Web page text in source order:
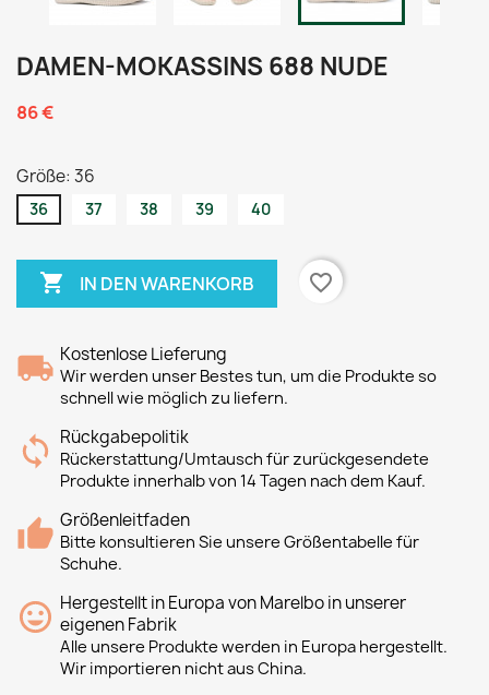
DAMEN-MOKASSINS 688 NUDE
86 €
Größe: 36
36 37 38 39 40
 IN DEN WARENKORB favorite_border
Kostenlose Lieferung
Wir werden unser Bestes tun, um die Produkte so
schnell wie möglich zu liefern.
Rückgabepolitik
Rückerstattung/Umtausch für zurückgesendete
Produkte innerhalb von 14 Tagen nach dem Kauf.
Größenleitfaden
Bitte konsultieren Sie unsere Größentabelle für
Schuhe.
Hergestellt in Europa von Marelbo in unserer
eigenen Fabrik
Alle unsere Produkte werden in Europa hergestellt.
Wir importieren nicht aus China.